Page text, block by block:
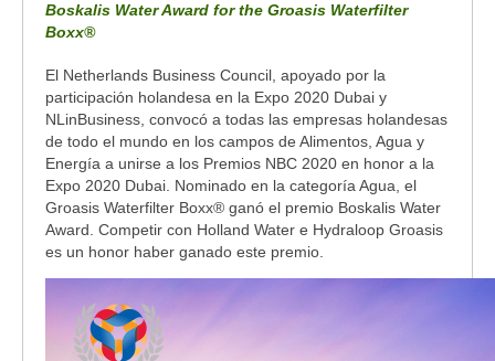
Boskalis Water Award for the Groasis Waterfilter
Boxx®
El Netherlands Business Council, apoyado por la
participación holandesa en la Expo 2020 Dubai y
NLinBusiness, convocó a todas las empresas holandesas
de todo el mundo en los campos de Alimentos, Agua y
Energía a unirse a los Premios NBC 2020 en honor a la
Expo 2020 Dubai. Nominado en la categoría Agua, el
Groasis Waterfilter Boxx® ganó el premio Boskalis Water
Award. Competir con Holland Water e Hydraloop Groasis
es un honor haber ganado este premio.